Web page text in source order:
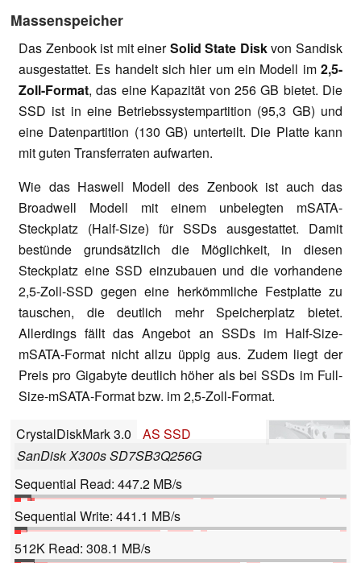
Massenspeicher
Das Zenbook ist mit einerSolid State Diskvon Sandisk
ausgestattet. Es handelt sich hier um ein Modell im 2,5-
Zoll-Format, das eine Kapazität von 256 GB bietet. Die
SSD ist in eine Betriebssystempartition (95,3 GB) und
eine Datenpartition (130 GB) unterteilt. Die Platte kann
mit guten Transferraten aufwarten.
Wie das Haswell Modell des Zenbook ist auch das
Broadwell Modell mit einem unbelegten mSATA-
Steckplatz (Half-Size) für SSDs ausgestattet. Damit
bestünde grundsätzlich die Möglichkeit, in diesen
Steckplatz eine SSD einzubauen und die vorhandene
2,5-Zoll-SSD gegen eine herkömmliche Festplatte zu
tauschen, die deutlich mehr Speicherplatz bietet.
Allerdings fällt das Angebot an SSDs im Half-Size-
mSATA-Format nicht allzu üppig aus. Zudem liegt der
Preis pro Gigabyte deutlich höher als bei SSDs im Full-
Size-mSATA-Format bzw. im 2,5-Zoll-Format.
CrystalDiskMark 3.0
AS SSD
SanDisk X300s SD7SB3Q256G
Sequential Read: 447.2 MB/s
Sequential Write: 441.1 MB/s
512K Read: 308.1 MB/s